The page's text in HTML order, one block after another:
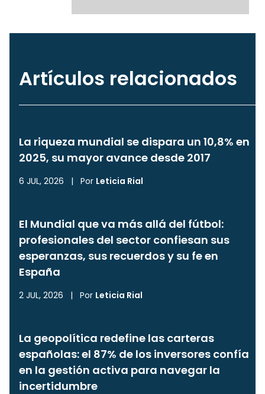
Artículos relacionados
La riqueza mundial se dispara un 10,8% en
2025, su mayor avance desde 2017
6 JUL, 2026 | Por Leticia Rial
El Mundial que va más allá del fútbol:
profesionales del sector confiesan sus
esperanzas, sus recuerdos y su fe en
España
2 JUL, 2026 | Por Leticia Rial
La geopolítica redefine las carteras
españolas: el 87% de los inversores confía
en la gestión activa para navegar la
incertidumbre